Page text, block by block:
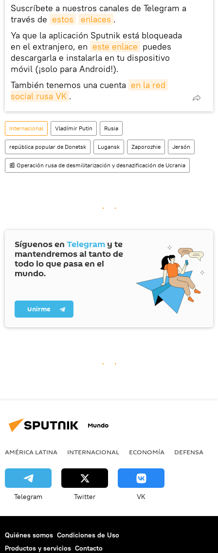
Suscríbete a nuestros canales de Telegram a
través de estos enlaces .
Ya que la aplicación Sputnik está bloqueada
en el extranjero, en este enlace puedes
descargarla e instalarla en tu dispositivo
móvil (¡solo para Android!).
También tenemos una cuenta en la red
social rusa VK .
Internacional Vladímir Putin Rusia
república popular de Donetsk Lugansk Zaporozhie Jersón
📰 Operación rusa de desmilitarización y desnazificación de Ucrania
Síguenos en Telegram y te
mantendremos al tanto de
todo lo que pasa en el
mundo.
Unirme
Mundo
AMÉRICA LATINA INTERNACIONAL ECONOMÍA DEFENSA
Telegram Twitter VK
Quiénes somos Condiciones de Uso
Productos y servicios Contacto